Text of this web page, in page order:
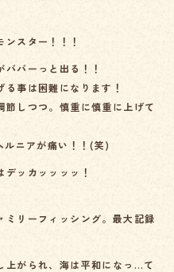
スター！！！
バーっと出る！！
事は困難になります！
しつつ。慎重に慎重に上げて
ニアが痛い！！(笑)
ッカッッッッ！
ミリーフィッシング。最大記録
上がられ、海は平和になっ…て